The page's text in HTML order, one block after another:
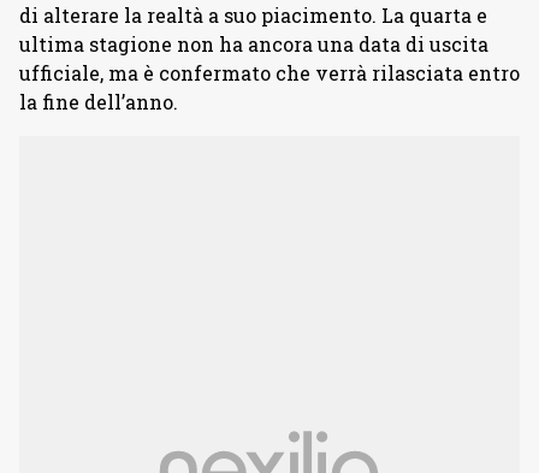
di alterare la realtà a suo piacimento. La quarta e
ultima stagione non ha ancora una data di uscita
ufficiale, ma è confermato che verrà rilasciata entro
la fine dell’anno.